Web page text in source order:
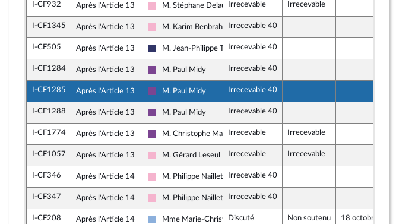
I-CF932 Après l'Article 13
Socialistes et apparentés
M. Stéphane DelautretteIrrecevable Irrecevable
I-CF1345 Après l'Article 13
Socialistes et apparentés
M. Karim BenbrahimIrrecevable 40
I-CF505 Après l'Article 13
Rassemblement National
M. Jean-Philippe TanguyIrrecevable 40
I-CF1284 Après l'Article 13
Ensemble pour la République
M. Paul Midy Irrecevable 40
I-CF1285 Après l'Article 13
Ensemble pour la République
M. Paul Midy Irrecevable 40
I-CF1288 Après l'Article 13
Ensemble pour la République
M. Paul Midy Irrecevable 40
I-CF1774 Après l'Article 13
Ensemble pour la République
M. Christophe MarionIrrecevable Irrecevable
I-CF1057 Après l'Article 13
Socialistes et apparentés
M. Gérard Leseul Irrecevable Irrecevable
I-CF346 Après l'Article 14
Socialistes et apparentés
M. Philippe Naillet Irrecevable 40
I-CF347 Après l'Article 14
Socialistes et apparentés
M. Philippe Naillet Irrecevable 40
I-CF208 Après l'Article 14 Mme Marie-Christine Dalloz
Discuté Non soutenu 18 octobre 2024